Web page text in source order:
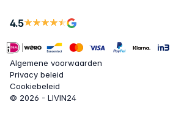
4.5
Algemene voorwaarden
Privacy beleid
Cookiebeleid
© 2026 - LIVIN24